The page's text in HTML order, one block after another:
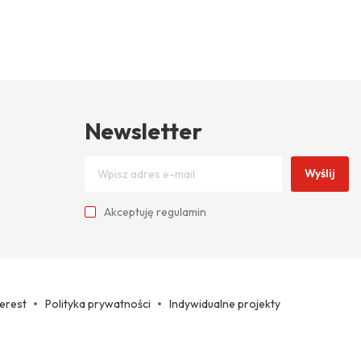
Newsletter
Wyślij
Akceptuję regulamin
Polityka prywatności Indywidualne projekty